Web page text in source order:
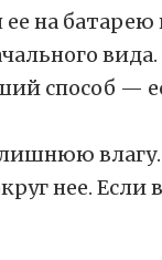
на батарею
способ —
нее. Если